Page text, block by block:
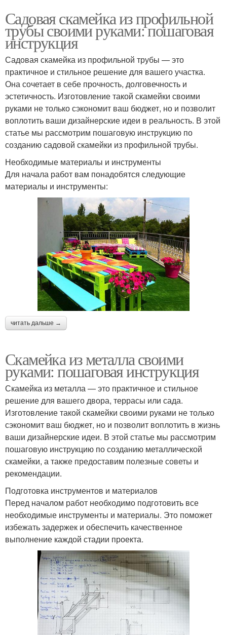
Садовая скамейка из профильной
трубы своими руками: пошаговая
инструкция
Садовая скамейка из профильной трубы — это
практичное и стильное решение для вашего участка.
Она сочетает в себе прочность, долговечность и
эстетичность. Изготовление такой скамейки своими
руками не только сэкономит ваш бюджет, но и позволит
воплотить ваши дизайнерские идеи в реальность. В этой
статье мы рассмотрим пошаговую инструкцию по
созданию садовой скамейки из профильной трубы.
Необходимые материалы и инструменты
Для начала работ вам понадобятся следующие
материалы и инструменты:
читать дальше →
Скамейка из металла своими
руками: пошаговая инструкция
Скамейка из металла — это практичное и стильное
решение для вашего двора, террасы или сада.
Изготовление такой скамейки своими руками не только
сэкономит ваш бюджет, но и позволит воплотить в жизнь
ваши дизайнерские идеи. В этой статье мы рассмотрим
пошаговую инструкцию по созданию металлической
скамейки, а также предоставим полезные советы и
рекомендации.
Подготовка инструментов и материалов
Перед началом работ необходимо подготовить все
необходимые инструменты и материалы. Это поможет
избежать задержек и обеспечить качественное
выполнение каждой стадии проекта.